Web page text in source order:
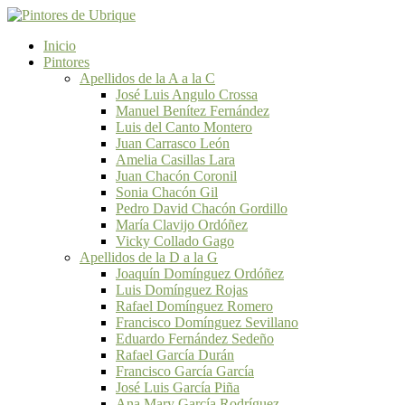
Inicio
Pintores
Apellidos de la A a la C
José Luis Angulo Crossa
Manuel Benítez Fernández
Luis del Canto Montero
Juan Carrasco León
Amelia Casillas Lara
Juan Chacón Coronil
Sonia Chacón Gil
Pedro David Chacón Gordillo
María Clavijo Ordóñez
Vicky Collado Gago
Apellidos de la D a la G
Joaquín Domínguez Ordóñez
Luis Domínguez Rojas
Rafael Domínguez Romero
Francisco Domínguez Sevillano
Eduardo Fernández Sedeño
Rafael García Durán
Francisco García García
José Luis García Piña